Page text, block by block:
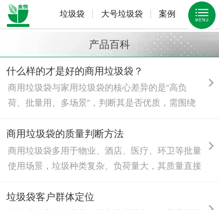
垃圾袋 大号垃圾袋 案例
产品百科
什么样的才是好的商用垃圾袋？
商用垃圾袋与家用垃圾袋的核心差异的是“高负
荷、批量用、多场景”，判断其是否优质，需围绕
比、供应保障四大核心维度考量，兼顾实用与经
济，贴合行业规范。
商用垃圾袋的质量判断方法
商用垃圾袋多用于物业、酒店、医疗、环卫等批量
使用场景，垃圾种类复杂、负荷量大，其质量直接
需专业设备，可通过“看、摸、拉、试、查”五大简
垃圾袋客户群体定位